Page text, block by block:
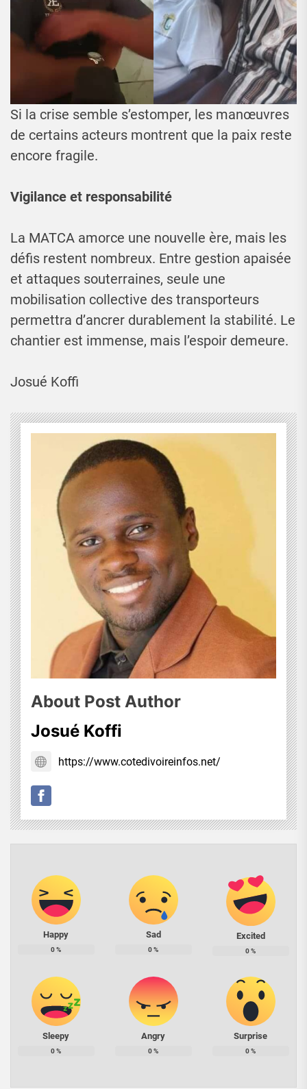
Si la crise semble s’estomper, les manœuvres
de certains acteurs montrent que la paix reste
encore fragile.
Vigilance et responsabilité
La MATCA amorce une nouvelle ère, mais les
défis restent nombreux. Entre gestion apaisée
et attaques souterraines, seule une
mobilisation collective des transporteurs
permettra d’ancrer durablement la stabilité. Le
chantier est immense, mais l’espoir demeure.
Josué Koffi
About Post Author
Josué Koffi
https://www.cotedivoireinfos.net/
Happy
0%
Sad
0%
Excited
0%
Sleepy
0%
Angry
0%
Surprise
0%